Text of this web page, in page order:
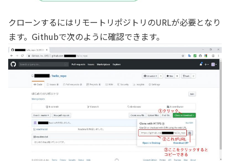
クローンするにはリモートリポジトリのURLが必要となり
ます。Githubで次のように確認できます。